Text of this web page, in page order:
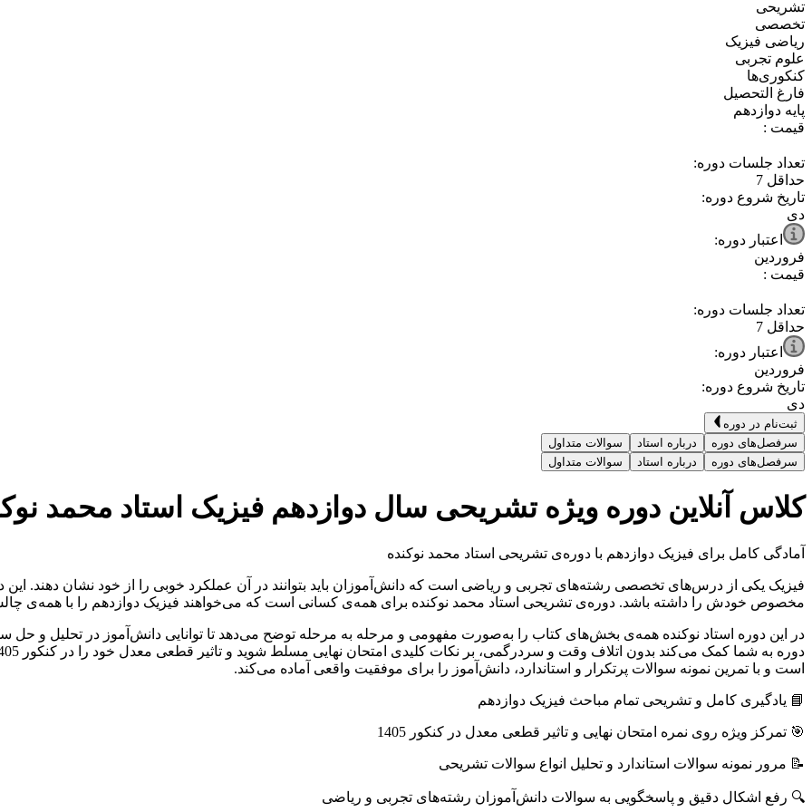
⁧تشریحی⁩
⁧تخصصی⁩
⁧ریاضی فیزیک⁩
⁧علوم تجربی⁩
⁧کنکوری‌ها⁩
⁧فارغ التحصیل⁩
⁧پایه دوازدهم⁩
قیمت :
تعداد جلسات دوره:
حداقل 7
تاریخ شروع دوره:
دی
اعتبار دوره:
فروردین
قیمت :
تعداد جلسات دوره:
حداقل 7
اعتبار دوره:
فروردین
تاریخ شروع دوره:
دی
ثبت‌نام در دوره
سرفصل‌های دوره
درباره استاد
سوالات متداول
سرفصل‌های دوره
درباره استاد سوالات متداول
کلاس آنلاین دوره ویژه تشریحی سال دوازدهم فیزیک استاد محمد نوکنده
آمادگی کامل برای فیزیک دوازدهم با دوره‌ی تشریحی استاد محمد نوکنده
فیزیک یکی از درس‌های تخصصی رشته‌‌های تجربی و ریاضی است که دانش‌آموزان باید بتوانند در آن عملکرد خوبی را از خود نشان دهند. این
مخصوص خودش را داشته باشد. دوره‌ی تشریحی استاد محمد نوکنده برای همه‌ی کسانی است که می‌خواهند فیزیک دوازدهم را با همه‌ی
در این دوره استاد نوکنده همه‌ی بخش‌های کتاب را به‌صورت مفهومی و مرحله‌ به مرحله توضح می‌دهد تا توانایی دانش‌آموز در تحلیل و
است و با تمرین نمونه‌ سوالات پرتکرار و استاندارد، دانش‌آموز را برای موفقیت واقعی آماده می‌کند.
📘 یادگیری کامل و تشریحی تمام مباحث فیزیک دوازدهم
🎯 تمرکز ویژه روی نمره امتحان نهایی و تاثیر قطعی معدل در کنکور 1405
📝 مرور نمونه سوالات استاندارد و تحلیل انواع سوالات تشریحی
🔍 رفع اشکال دقیق و پاسخگویی به سوالات دانش‌آموزان رشته‌های تجربی و ریاضی